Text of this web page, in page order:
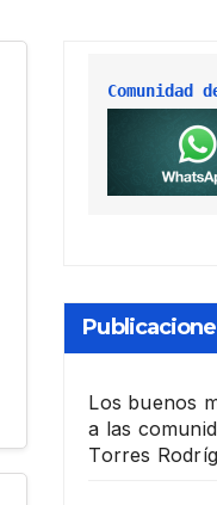
Comunidad
Los buenos
a las
Torres